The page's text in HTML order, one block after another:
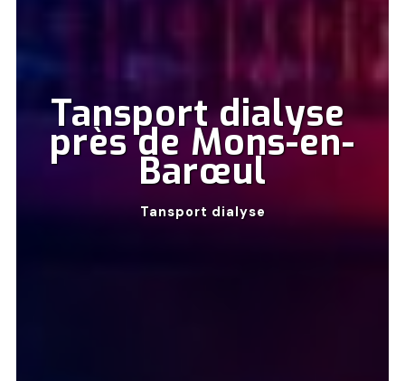
Tansport dialyse
près de Mons-en-
Barœul
Tansport dialyse